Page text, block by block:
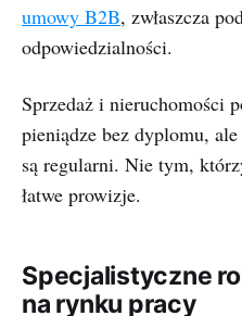
umowy B2B, zwłaszcza
odpowiedzialności.
Sprzedaż i nieruchomości
pieniądze bez dyplomu,
są regularni. Nie tym,
łatwe prowizje.
Specjalistyczne
na rynku pracy